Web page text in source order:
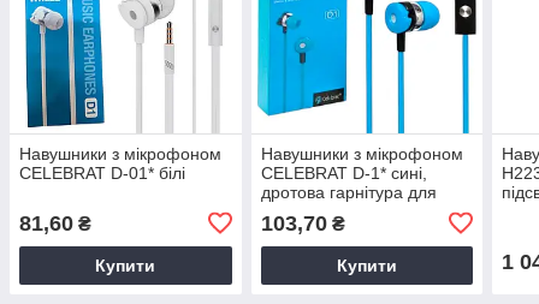
Навушники з мікрофоном
CELEBRAT D-01* білі
81,60 ₴
Купити
Навушники з мікрофоном
CELEBRAT D-1* сині,
дротова гарнітура для
103,70₴
Купити 1